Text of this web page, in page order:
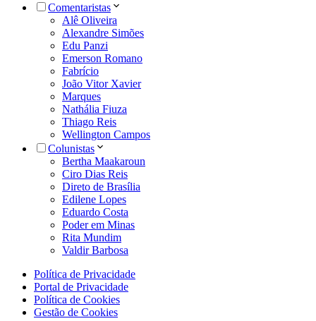
Comentaristas
Alê Oliveira
Alexandre Simões
Edu Panzi
Emerson Romano
Fabrício
João Vitor Xavier
Marques
Nathália Fiuza
Thiago Reis
Wellington Campos
Colunistas
Bertha Maakaroun
Ciro Dias Reis
Direto de Brasília
Edilene Lopes
Eduardo Costa
Poder em Minas
Rita Mundim
Valdir Barbosa
Política de Privacidade
Portal de Privacidade
Política de Cookies
Gestão de Cookies